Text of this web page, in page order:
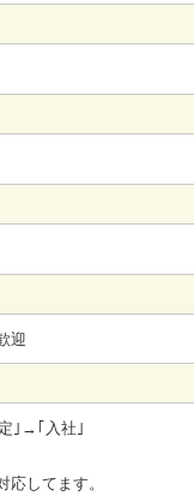
迎
｣→｢入社｣
してます。